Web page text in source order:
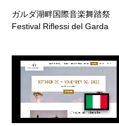
ガルダ湖畔国際音楽舞踏祭
Festival Riflessi del Garda